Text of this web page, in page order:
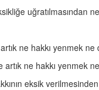
uğratılmasından
ne hakkı yenmek
ne hakkı yenmek
eksik